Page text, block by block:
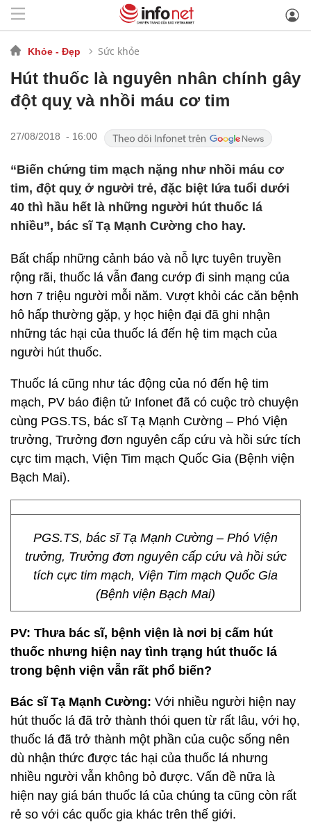
Khỏe - Đẹp Sức khỏe
Hút thuốc là nguyên nhân chính gây
đột quỵ và nhồi máu cơ tim
27/08/2018 - 16:00
“Biến chứng tim mạch nặng như nhồi máu cơ
tim, đột quỵ ở người trẻ, đặc biệt lứa tuổi dưới
40 thì hầu hết là những người hút thuốc lá
nhiều”, bác sĩ Tạ Mạnh Cường cho hay.
Bất chấp những cảnh báo và nỗ lực tuyên truyền
rộng rãi, thuốc lá vẫn đang cướp đi sinh mạng của
hơn 7 triệu người mỗi năm. Vượt khỏi các căn bệnh
hô hấp thường gặp, y học hiện đại đã ghi nhận
những tác hại của thuốc lá đến hệ tim mạch của
người hút thuốc.
Thuốc lá cũng như tác động của nó đến hệ tim
mạch, PV báo điện tử Infonet đã có cuộc trò chuyện
cùng PGS.TS, bác sĩ Tạ Mạnh Cường – Phó Viện
trưởng, Trưởng đơn nguyên cấp cứu và hồi sức tích
cực tim mạch, Viện Tim mạch Quốc Gia (Bệnh viện
Bạch Mai).
PGS.TS, bác sĩ Tạ Mạnh Cường – Phó Viện
trưởng, Trưởng đơn nguyên cấp cứu và hồi sức
tích cực tim mạch, Viện Tim mạch Quốc Gia
(Bệnh viện Bạch Mai)
PV: Thưa bác sĩ, bệnh viện là nơi bị cấm hút
thuốc nhưng hiện nay tình trạng hút thuốc lá
trong bệnh viện vẫn rất phổ biến?
Bác sĩ Tạ Mạnh Cường: Với nhiều người hiện nay
hút thuốc lá đã trở thành thói quen từ rất lâu, với họ,
thuốc lá đã trở thành một phần của cuộc sống nên
dù nhận thức được tác hại của thuốc lá nhưng
nhiều người vẫn không bỏ được. Vấn đề nữa là
hiện nay giá bán thuốc lá của chúng ta cũng còn rất
rẻ so với các quốc gia khác trên thế giới.